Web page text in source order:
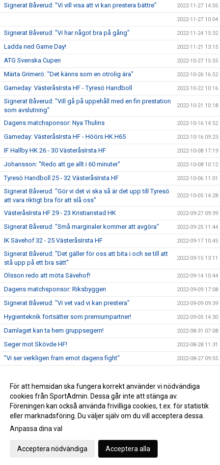
Signerat Båverud: "Vi vill visa att vi kan prestera bättre" 2022-11-27 14:05
2022-11-27 10:04
Signerat Båverud: "Vi har något bra på gång" 2022-11-24 15:32
Ladda ned Game Day! 2022-11-21 13:15
ATG Svenska Cupen 2022-10-27 15:55
Märta Grimerö: "Det känns som en otrolig ära" 2022-10-26 16:52
Gameday: VästeråsIrsta HF - Tyresö Handboll 2022-10-22 10:16
Signerat Båverud: "Vill gå på uppehåll med en fin prestation
som avslutning"
2022-10-21 10:18
Dagens matchsponsor: Nya Thulins 2022-10-16 14:52
Gameday: VästeråsIrsta HF - Höörs HK H65 2022-10-16 09:23
IF Hallby HK 26 - 30 VästeråsIrsta HF 2022-10-08 17:19
Johansson: "Redo att ge allt i 60 minuter" 2022-10-08 10:12
Tyresö Handboll 25 - 32 VästeråsIrsta HF 2022-10-06 11:01
Signerat Båverud: "Gör vi det vi ska så är det upp till Tyresö
att vara riktigt bra för att slå oss"
2022-10-05 14:28
VästeråsIrsta HF 29 - 23 Kristianstad HK 2022-09-27 09:39
Signerat Båverud: "Små marginaler kommer att avgöra" 2022-09-25 11:44
IK Sävehof 32 - 25 VästeråsIrsta HF 2022-09-17 10:45
Signerat Båverud: "Det gäller för oss att bita i och se till att
stå upp på ett bra sätt"
2022-09-15 13:11
Olsson redo att möta Sävehof! 2022-09-14 10:44
Dagens matchsponsor: Riksbyggen 2022-09-09 17:08
Signerat Båverud: "Vi vet vad vi kan prestera" 2022-09-09 09:39
Hygienteknik fortsätter som premiumpartner! 2022-09-05 14:30
Damlaget kan ta hem gruppsegern! 2022-08-31 07:08
Seger mot Skövde HF! 2022-08-28 11:31
"Vi ser verkligen fram emot dagens fight" 2022-08-27 09:55
Damlaget spelar Annliz Cup! 2022-08-11 15:10
Lisa Palmqvist klar för VästeråsIrsta HF! 2022-06-27 14:48
Gå till Webbversion
För att hemsidan ska fungera korrekt använder vi nödvändiga
cookies från SportAdmin. Dessa går inte att stänga av.
Föreningen kan också använda frivilliga cookies, t.ex. för statistik
eller marknadsföring. Du väljer själv om du vill acceptera dessa.
Anpassa dina val
Acceptera nödvändiga Acceptera alla